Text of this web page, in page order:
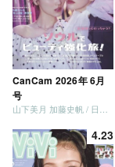
CanCam 2026年 6月
号
4.23